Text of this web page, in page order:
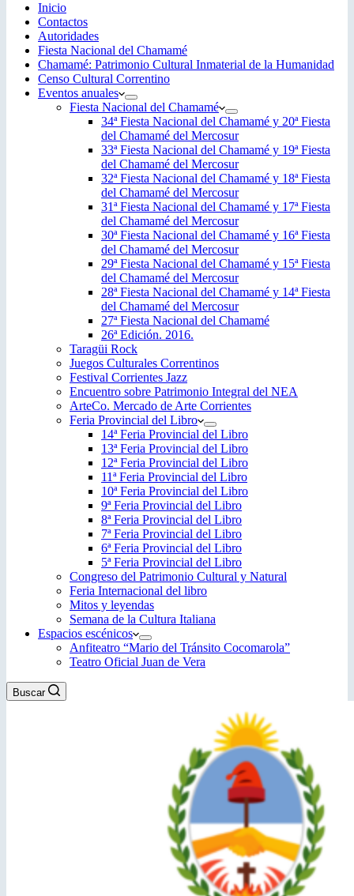
Inicio
Contactos
Autoridades
Fiesta Nacional del Chamamé
Chamamé: Patrimonio Cultural Inmaterial de la Humanidad
Censo Cultural Correntino
Eventos anuales
Fiesta Nacional del Chamamé
34ª Fiesta Nacional del Chamamé y 20ª Fiesta
del Chamamé del Mercosur
33ª Fiesta Nacional del Chamamé y 19ª Fiesta
del Chamamé del Mercosur
32ª Fiesta Nacional del Chamamé y 18ª Fiesta
del Chamamé del Mercosur
31ª Fiesta Nacional del Chamamé y 17ª Fiesta
del Chamamé del Mercosur
30ª Fiesta Nacional del Chamamé y 16ª Fiesta
del Chamamé del Mercosur
29ª Fiesta Nacional del Chamamé y 15ª Fiesta
del Chamamé del Mercosur
28ª Fiesta Nacional del Chamamé y 14ª Fiesta
del Chamamé del Mercosur
27ª Fiesta Nacional del Chamamé
26ª Edición. 2016.
Taragüi Rock
Juegos Culturales Correntinos
Festival Corrientes Jazz
Encuentro sobre Patrimonio Integral del NEA
ArteCo. Mercado de Arte Corrientes
Feria Provincial del Libro
14ª Feria Provincial del Libro
13ª Feria Provincial del Libro
12ª Feria Provincial del Libro
11ª Feria Provincial del Libro
10ª Feria Provincial del Libro
9ª Feria Provincial del Libro
8ª Feria Provincial del Libro
7ª Feria Provincial del Libro
6ª Feria Provincial del Libro
5ª Feria Provincial del Libro
Congreso del Patrimonio Cultural y Natural
Feria Internacional del libro
Mitos y leyendas
Semana de la Cultura Italiana
Espacios escénicos
Anfiteatro “Mario del Tránsito Cocomarola”
Teatro Oficial Juan de Vera
Buscar